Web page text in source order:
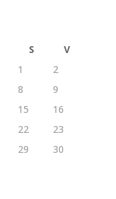
S
V
1
2
8
9
15
16
22
23
29
30